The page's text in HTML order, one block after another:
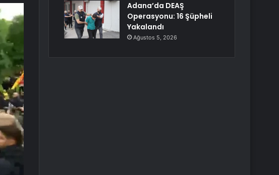
Adana’da DEAŞ
Operasyonu: 16 Şüpheli
Yakalandı
Ağustos 5, 2026